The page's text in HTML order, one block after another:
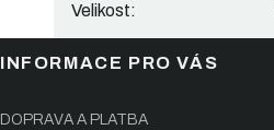
Velikost:
INFORMACE PRO VÁS
DOPRAVA A PLATBA